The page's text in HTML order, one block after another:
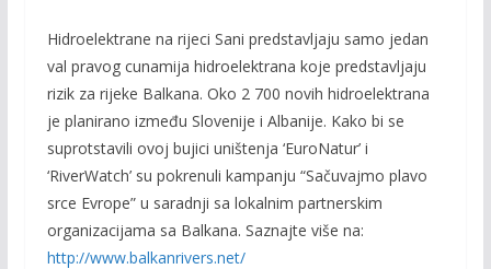
Hidroelektrane na rijeci Sani predstavljaju samo jedan
val pravog cunamija hidroelektrana koje predstavljaju
rizik za rijeke Balkana. Oko 2 700 novih hidroelektrana
je planirano između Slovenije i Albanije. Kako bi se
suprotstavili ovoj bujici uništenja ‘EuroNatur’ i
‘RiverWatch’ su pokrenuli kampanju “Sačuvajmo plavo
srce Evrope” u saradnji sa lokalnim partnerskim
organizacijama sa Balkana. Saznajte više na:
http://www.balkanrivers.net/